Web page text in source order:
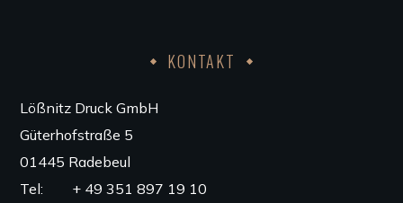
KONTAKT
Lößnitz Druck GmbH
Güterhofstraße 5
01445 Radebeul
Tel: + 49 351 897 19 10